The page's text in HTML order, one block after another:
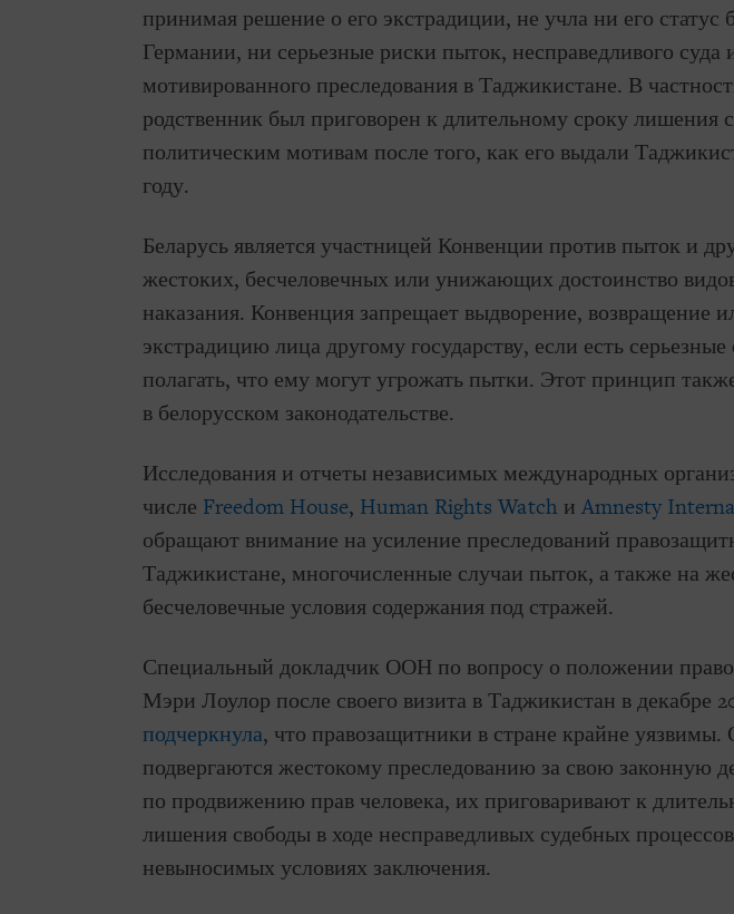
принимая решение о его экстрадиции, не учла ни его статус
Германии, ни серьезные риски пыток, несправедливого суда
мотивированного преследования в Таджикистане. В
родственник был приговорен к длительному сроку лишения
политическим мотивам после того, как его выдали
году.
Беларусь является участницей Конвенции против пыток и
жестоких, бесчеловечных или унижающих достоинство
наказания. Конвенция запрещает выдворение, возвращение
экстрадицию лица другому государству, если есть
полагать, что ему могут угрожать пытки. Этот принцип
в белорусском законодательстве.
Исследования и отчеты независимых международных
числе Freedom House, Human Rights Watch и Amnesty
обращают внимание на усиление преследований
Таджикистане, многочисленные случаи пыток, а также на
бесчеловечные условия содержания под стражей.
Специальный докладчик ООН по вопросу о положении
Мэри Лоулор после своего визита в Таджикистан в декабре
подчеркнула, что правозащитники в стране крайне уязвимы.
подвергаются жестокому преследованию за свою законную
по продвижению прав человека, их приговаривают к
лишения свободы в ходе несправедливых судебных
невыносимых условиях заключения.